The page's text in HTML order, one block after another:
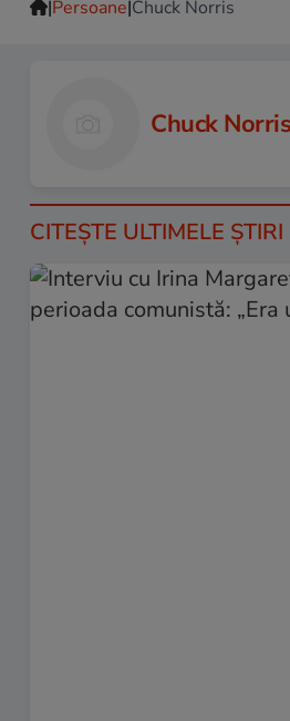
|Persoane|Chuck Norris
Chuck Norris
CITEŞTE ULTIMELE